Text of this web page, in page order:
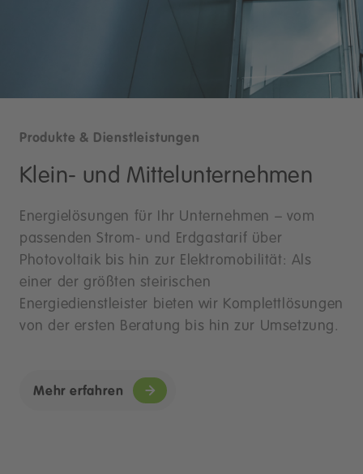
Produkte & Dienstleistungen
Klein- und Mittelunternehmen
Energielösungen für Ihr Unternehmen – vom
passenden Strom- und Erdgastarif über
Photovoltaik bis hin zur Elektromobilität: Als
einer der größten steirischen
Energiedienstleister bieten wir Komplettlösungen
von der ersten Beratung bis hin zur Umsetzung.
Mehr erfahren